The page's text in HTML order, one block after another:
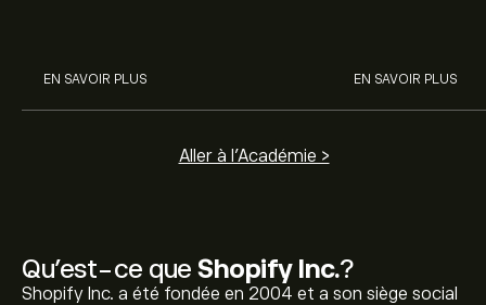
Qu’est-ce que Shopify Inc.?
Shopify Inc. a été fondée en 2004 et a son siège social
EN SAVOIR PLUS EN SAVOIR PLUS
Aller à l'Académie >